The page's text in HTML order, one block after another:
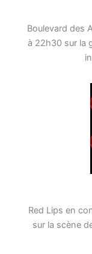
Boulevard des
à 22h30 sur la
Red Lips en
sur la scène